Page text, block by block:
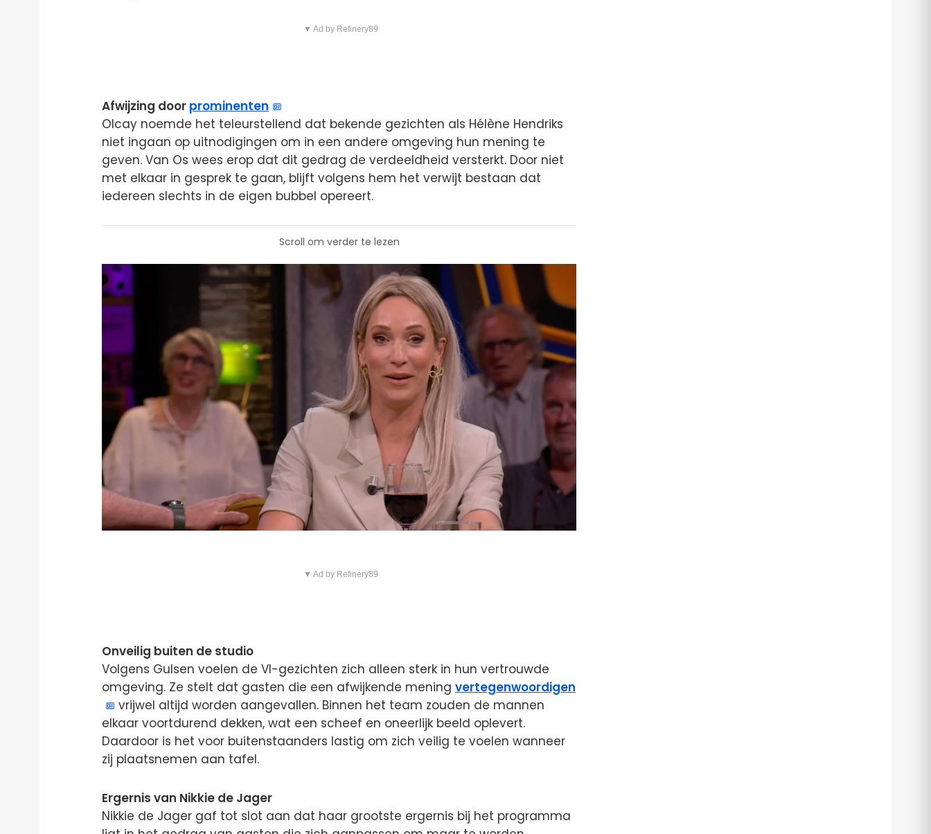
▼ Ad by Refinery89
Afwijzing door prominenten
Olcay noemde het teleurstellend dat bekende gezichten als Hélène Hendriks
niet ingaan op uitnodigingen om in een andere omgeving hun mening te
geven. Van Os wees erop dat dit gedrag de verdeeldheid versterkt. Door niet
met elkaar in gesprek te gaan, blijft volgens hem het verwijt bestaan dat
iedereen slechts in de eigen bubbel opereert.
Scroll om verder te lezen
▼ Ad by Refinery89
Onveilig buiten de studio
Volgens Gulsen voelen de VI-gezichten zich alleen sterk in hun vertrouwde
omgeving. Ze stelt dat gasten die een afwijkende mening vertegenwoordigen
vrijwel altijd worden aangevallen. Binnen het team zouden de mannen
elkaar voortdurend dekken, wat een scheef en oneerlijk beeld oplevert.
Daardoor is het voor buitenstaanders lastig om zich veilig te voelen wanneer
zij plaatsnemen aan tafel.
Ergernis van Nikkie de Jager
Nikkie de Jager gaf tot slot aan dat haar grootste ergernis bij het programma